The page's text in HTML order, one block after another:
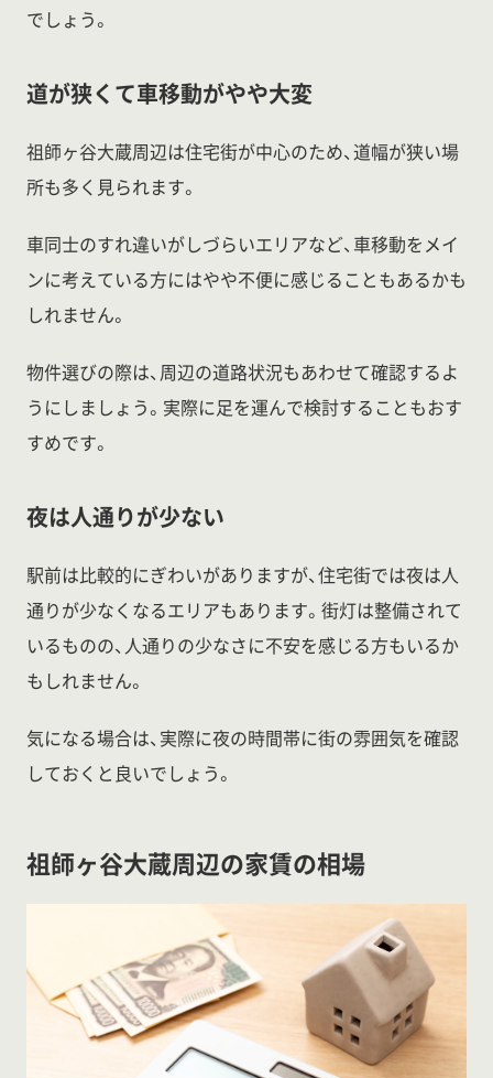
でしょう。
道が狭くて車移動がやや大変
祖師ヶ谷大蔵周辺は住宅街が中心のため、道幅が狭い場
所も多く見られます。
車同士のすれ違いがしづらいエリアなど、車移動をメイ
ンに考えている方にはやや不便に感じることもあるかも
しれません。
物件選びの際は、周辺の道路状況もあわせて確認するよ
うにしましょう。実際に足を運んで検討することもおす
すめです。
夜は人通りが少ない
駅前は比較的にぎわいがありますが、住宅街では夜は人
通りが少なくなるエリアもあります。街灯は整備されて
いるものの、人通りの少なさに不安を感じる方もいるか
もしれません。
気になる場合は、実際に夜の時間帯に街の雰囲気を確認
しておくと良いでしょう。
祖師ヶ谷大蔵周辺の家賃の相場